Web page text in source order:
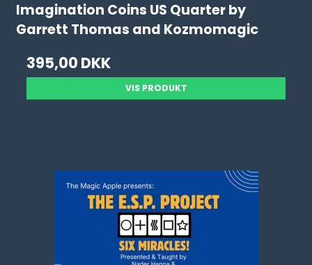
Imagination Coins US Quarter by
Garrett Thomas and Kozmomagic
395,00 DKK
VIS PRODUKT